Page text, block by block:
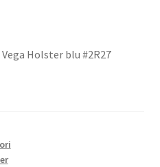
Holster blu #2R27